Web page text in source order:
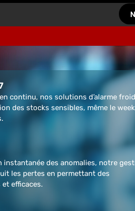
continu, nos solutions d’alarme froid
des stocks sensibles, même le
instantanée des anomalies, notre
les pertes en permettant des
efficaces.